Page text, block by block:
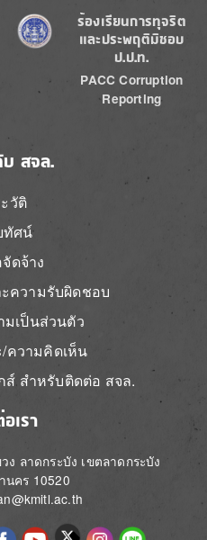
Image
ร้องเรียนการทุจริต
และประพฤติมิชอบ
ป.ป.ท.
PACC Corruption
Reporting
บ สจล.
วัติ
ทัศน์
ดจ้าง
ความรับผิดชอบ
มเป็นส่วนตัว
ความคิดเห็น
ส์ สำหรับติดต่อ สจล.
เรา
ง ลาดกระบัง เขตลาดกระบัง
นคร 10520
ImageImageImageImage